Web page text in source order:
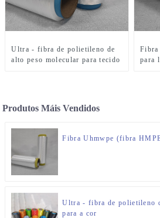
Ultra - fibra de polietileno de
alto peso molecular para tecido
para
Produtos Máis Vendidos
Fibra Uhmwpe (fibra
Ultra - fibra de polietileno
para a cor